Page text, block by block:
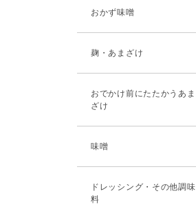
おかず味噌
麹・あまざけ
おでかけ前にたたかうあま
ざけ
味噌
ドレッシング・その他調味
料